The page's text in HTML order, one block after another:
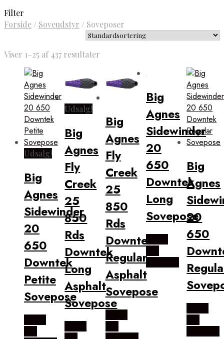
Filter
Forside / Soveudstyr / Soveposer
Viser 1–25 af 437 resultater
Udsalg!
Big
Agnes
Sidewinder
20
650
Downtek
Petite
Sovepose
Udsalg!
Big
Agnes
Fly
Creek
25
850
Rds
Downtek
Long
Asphalt
Sovepose
Big
Agnes
Fly
Creek
25
850
Rds
Downtek
Regular
Asphalt
Sovepose
Big
Agnes
Sidewinder
20
650
Downtek
Long
Sovepose
Købes
Outmore
Big
Agnes
20
650